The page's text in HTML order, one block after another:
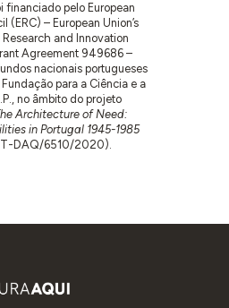
financiado pelo European
(ERC) – European Union’s
and Innovation
Agreement 949686 –
nacionais portugueses
para a Ciência e a
no âmbito do projeto
Architecture of Need:
in Portugal 1945-1985
DAQ/6510/2020).